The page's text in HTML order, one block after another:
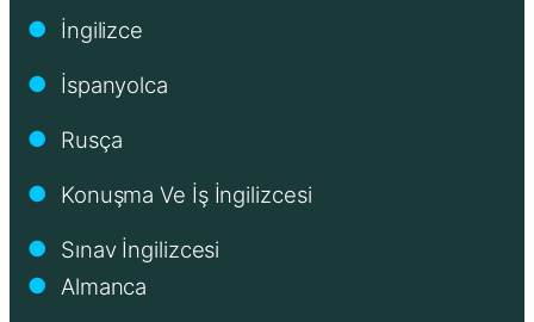
● İngilizce
● İspanyolca
● Rusça
● Konuşma Ve İş İngilizcesi
● Sınav İngilizcesi
● Almanca